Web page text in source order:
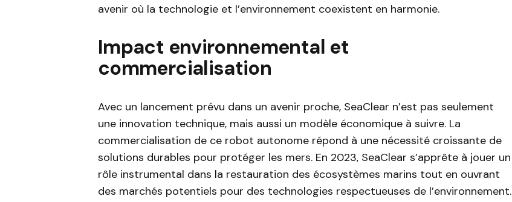
avenir où la technologie et l’environnement coexistent en harmonie.
Impact environnemental et
commercialisation
Avec un lancement prévu dans un avenir proche, SeaClear n’est pas seulement
une innovation technique, mais aussi un modèle économique à suivre. La
commercialisation de ce robot autonome répond à une nécessité croissante de
solutions durables pour protéger les mers. En 2023, SeaClear s’apprête à jouer un
rôle instrumental dans la restauration des écosystèmes marins tout en ouvrant
des marchés potentiels pour des technologies respectueuses de l’environnement.